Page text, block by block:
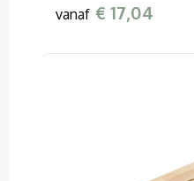
vanaf € 17,04